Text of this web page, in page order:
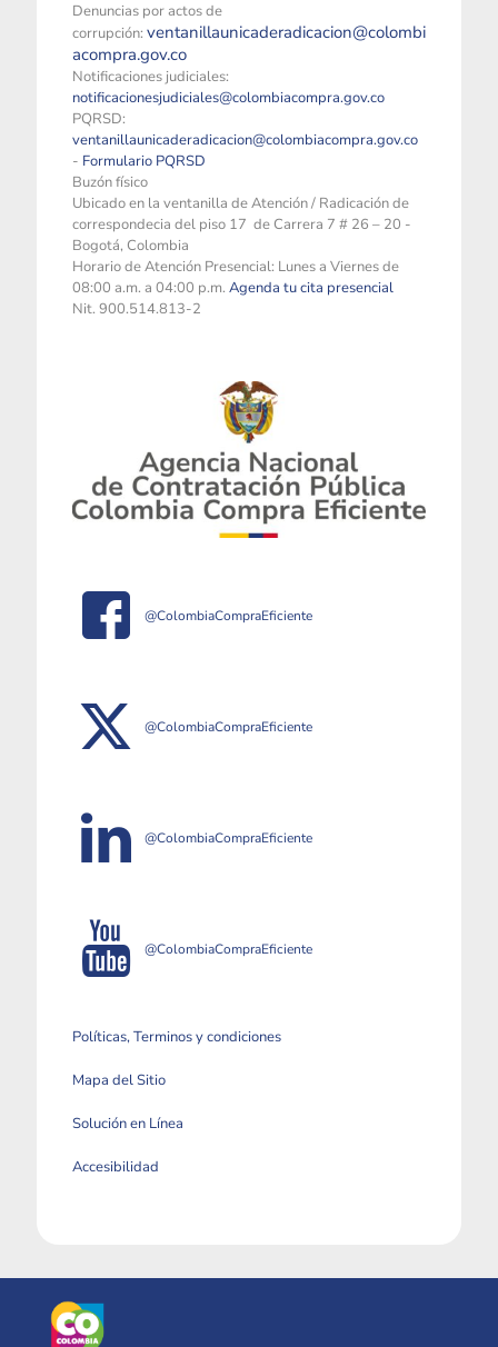
Denuncias por actos de
corrupción: ventanillaunicaderadicacion@colombi
acompra.gov.co
Notificaciones judiciales:
notificacionesjudiciales@colombiacompra.gov.co
PQRSD:
ventanillaunicaderadicacion@colombiacompra.gov.co
- Formulario PQRSD
Buzón físico
Ubicado en la ventanilla de Atención / Radicación de
correspondecia del piso 17 de Carrera 7 # 26 – 20 -
Bogotá, Colombia
Horario de Atención Presencial: Lunes a Viernes de
08:00 a.m. a 04:00 p.m. Agenda tu cita presencial
Nit. 900.514.813-2
@ColombiaCompraEficiente
@ColombiaCompraEficiente
@ColombiaCompraEficiente
@ColombiaCompraEficiente
Políticas, Terminos y condiciones
Mapa del Sitio
Solución en Línea
Accesibilidad